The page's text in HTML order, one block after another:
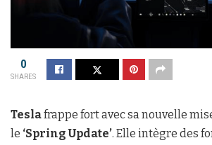
0
SHARES
Teslafrappe fort avec sa nouvelle
le ‘Spring Update’. Elle intègre des